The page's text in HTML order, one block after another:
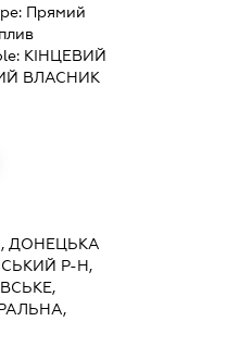
Прямий
КІНЦЕВИЙ
ВЛАСНИК
ДОНЕЦЬКА
Р-Н,